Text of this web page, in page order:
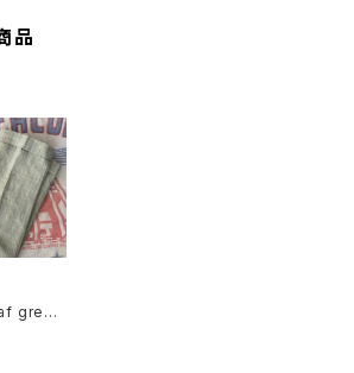
品
green